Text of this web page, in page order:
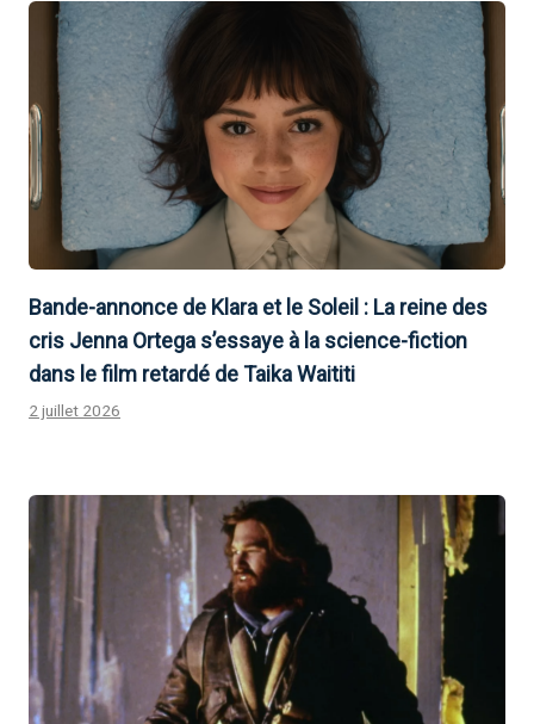
Bande-annonce de Klara et le Soleil : La reine des
cris Jenna Ortega s’essaye à la science-fiction
dans le film retardé de Taika Waititi
2 juillet 2026